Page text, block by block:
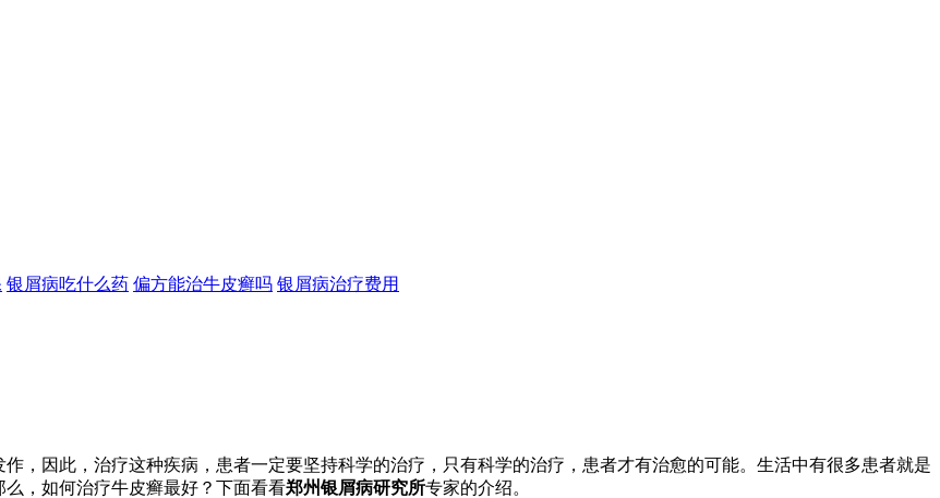
银屑病吃什么药 偏方能治牛皮癣吗 银屑病治疗费用
，因此，治疗这种疾病，患者一定要坚持科学的治疗，只有科学的治疗，患者才有治愈的可能。生活中有很多患者就是
，如何治疗牛皮癣最好？下面看看郑州银屑病研究所专家的介绍。